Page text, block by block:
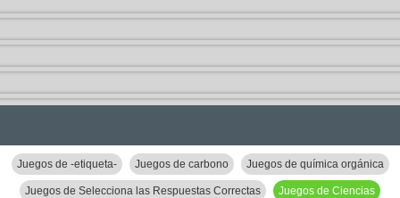
Juegos de -etiqueta- Juegos de carbono Juegos de química orgánica
Juegos de Selecciona las Respuestas Correctas Juegos de Ciencias